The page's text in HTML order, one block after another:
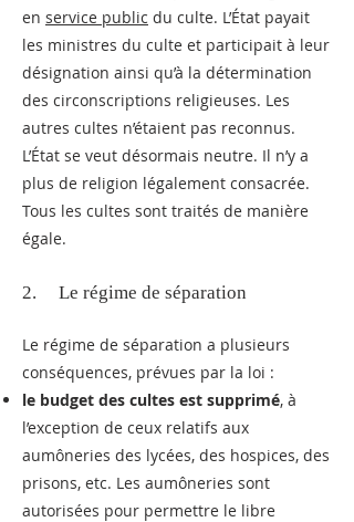
en service public du culte. L’État payait
les ministres du culte et participait à leur
désignation ainsi qu’à la détermination
des circonscriptions religieuses. Les
autres cultes n’étaient pas reconnus.
L’État se veut désormais neutre. Il n’y a
plus de religion légalement consacrée.
Tous les cultes sont traités de manière
égale.
2. Le régime de séparation
Le régime de séparation a plusieurs
conséquences, prévues par la loi :
le budget des cultes est supprimé, à
l’exception de ceux relatifs aux
aumôneries des lycées, des hospices, des
prisons, etc. Les aumôneries sont
autorisées pour permettre le libre